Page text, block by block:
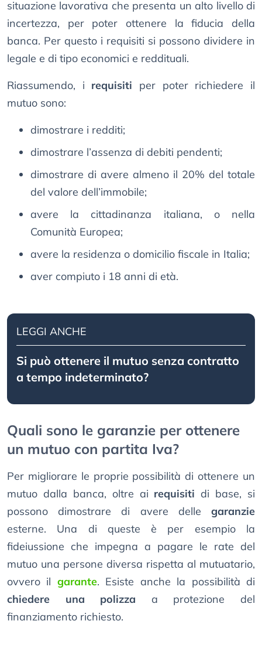
situazione lavorativa che presenta un alto livello di
incertezza, per poter ottenere la fiducia della
banca. Per questo i requisiti si possono dividere in
legale e di tipo economici e reddituali.
Riassumendo, i requisiti per poter richiedere il
mutuo sono:
dimostrare i redditi;
dimostrare l’assenza di debiti pendenti;
dimostrare di avere almeno il 20% del totale
del valore dell’immobile;
avere la cittadinanza italiana, o nella
Comunità Europea;
avere la residenza o domicilio fiscale in Italia;
aver compiuto i 18 anni di età.
LEGGI ANCHE
Si può ottenere il mutuo senza contratto
a tempo indeterminato?
Quali sono le garanzie per ottenere
un mutuo con partita Iva?
Per migliorare le proprie possibilità di ottenere un
mutuo dalla banca, oltre ai requisiti di base, si
possono dimostrare di avere delle garanzie
esterne. Una di queste è per esempio la
fideiussione che impegna a pagare le rate del
mutuo una persone diversa rispetta al mutuatario,
ovvero il garante. Esiste anche la possibilità di
chiedere una polizza a protezione del
finanziamento richiesto.